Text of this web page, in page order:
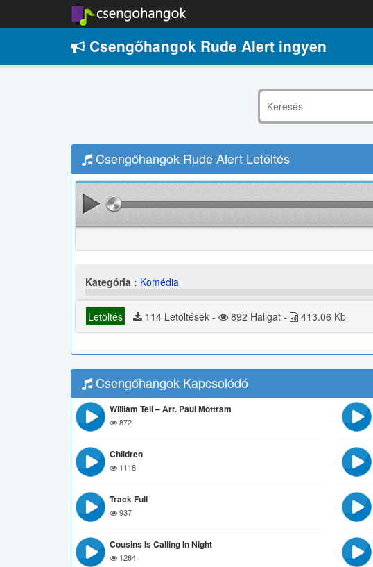
Csengőhangok Rude Alert ingyen
Csengőhangok Rude Alert Letöltés
Kategória : Komédia
Letöltés 114 Letöltések - 892 Hallgat - 413.06 Kb
Csengőhangok Kapcsolódó
William Tell – Arr. Paul Mottram
872
Children
1118
Track Full
937
Cousins Is Calling In Night
1264